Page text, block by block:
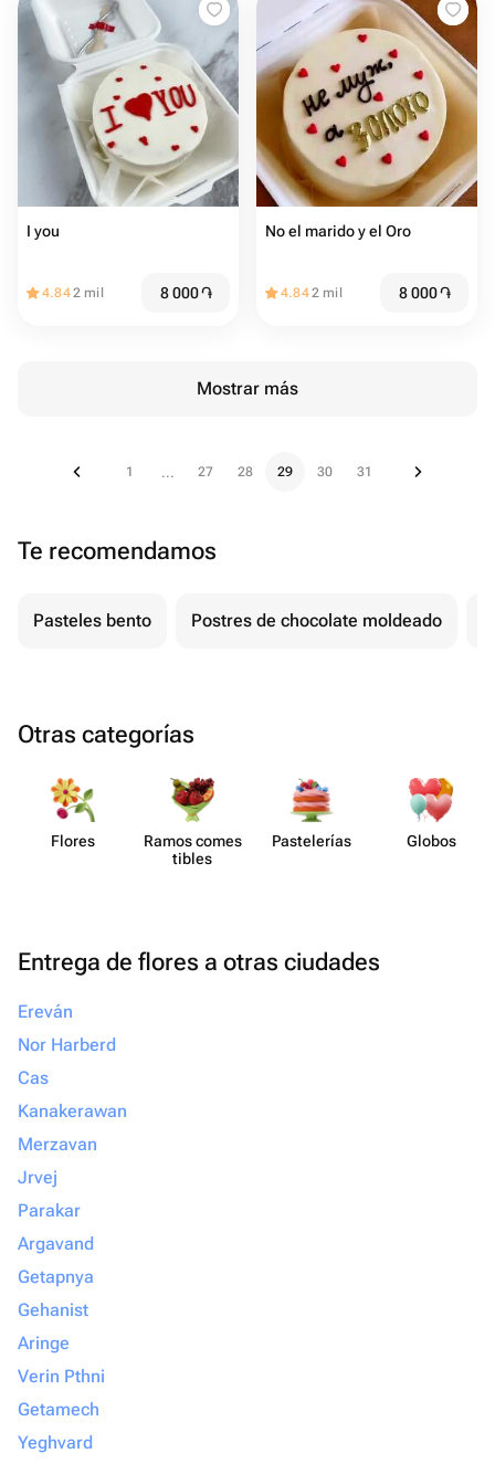
I you
4.842 mil 8 000֏
No el marido y el Oro
4.842 mil 8 000֏
Mostrar más
1 ... 27 28 29 30 31
Te recomendamos
Pasteles bento Postres de chocolate moldeado
Otras categorías
Flores
Ramos comes​
tibles
Paste​lerías Globos
Entrega de flores a otras ciudades
Ereván
Nor Harberd
Cas
Kanakerawan
Merzavan
Jrvej
Parakar
Argavand
Getapnya
Gehanist
Aringe
Verin Pthni
Getamech
Yeghvard